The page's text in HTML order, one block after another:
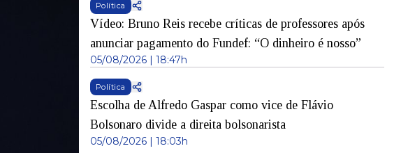
Política
Vídeo: Bruno Reis recebe críticas de professores após
anunciar pagamento do Fundef: “O dinheiro é nosso”
05/08/2026 | 18:47h
Política
Escolha de Alfredo Gaspar como vice de Flávio
Bolsonaro divide a direita bolsonarista
05/08/2026 | 18:03h